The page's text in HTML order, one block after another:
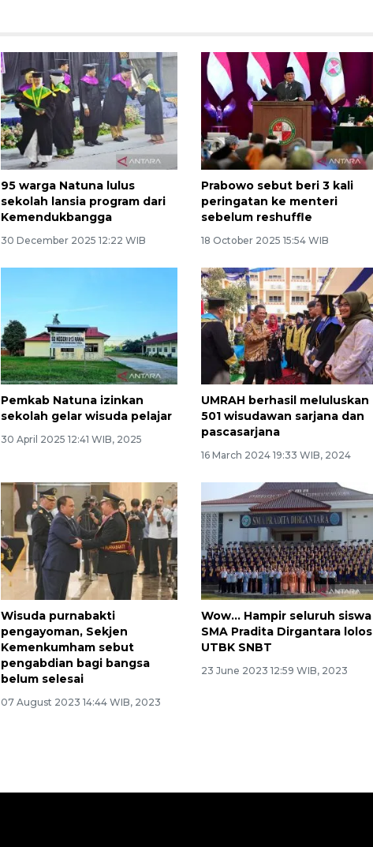
95 warga Natuna lulus
sekolah lansia program dari
Kemendukbangga
30 December 2025 12:22 WIB
Prabowo sebut beri 3 kali
peringatan ke menteri
sebelum reshuffle
18 October 2025 15:54 WIB
Pemkab Natuna izinkan
sekolah gelar wisuda pelajar
30 April 2025 12:41 WIB, 2025
UMRAH berhasil meluluskan
501 wisudawan sarjana dan
pascasarjana
16 March 2024 19:33 WIB, 2024
Wisuda purnabakti
pengayoman, Sekjen
Kemenkumham sebut
pengabdian bagi bangsa
belum selesai
07 August 2023 14:44 WIB, 2023
Wow... Hampir seluruh siswa
SMA Pradita Dirgantara lolos
UTBK SNBT
23 June 2023 12:59 WIB, 2023